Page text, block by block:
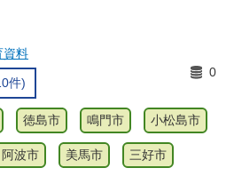
資料
件)
0
徳島市 鳴門市 小松島市
阿波市 美馬市 三好市